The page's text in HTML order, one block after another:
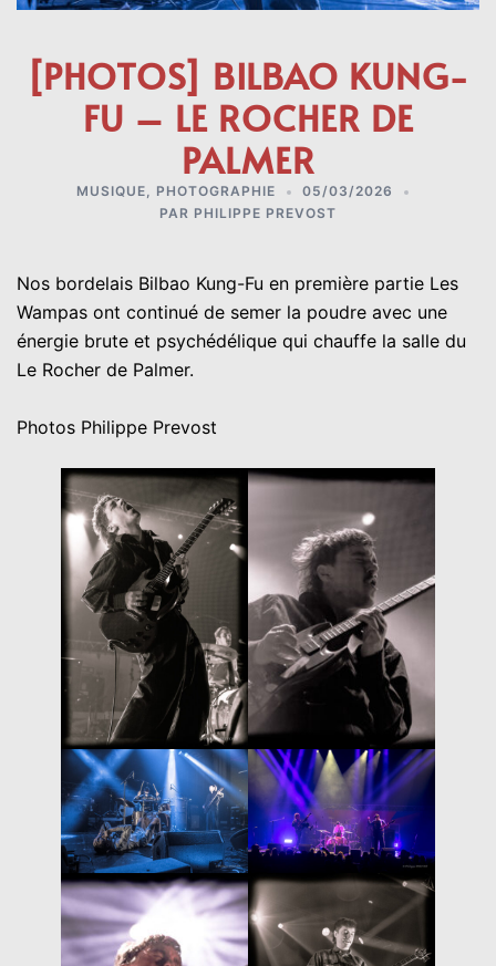
[PHOTOS] BILBAO KUNG-
FU – LE ROCHER DE
PALMER
MUSIQUE, PHOTOGRAPHIE
05/03/2026
PAR PHILIPPE PREVOST
Nos bordelais Bilbao Kung-Fu en première partie Les
Wampas ont continué de semer la poudre avec une
énergie brute et psychédélique qui chauffe la salle du
Le Rocher de Palmer.
Photos Philippe Prevost